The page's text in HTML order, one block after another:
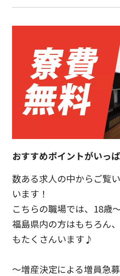
おすすめポイントがいっ
数ある求人の中からご覧
います！
こちらの職場では、18歳
福島県内の方はもちろん
もたくさんいます♪
～増産決定による増員急